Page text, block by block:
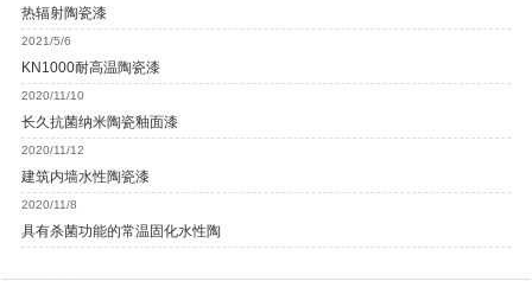
热辐射陶瓷漆
2021/5/6
KN1000耐高温陶瓷漆
2020/11/10
长久抗菌纳米陶瓷釉面漆
2020/11/12
建筑内墙水性陶瓷漆
2020/11/8
具有杀菌功能的常温固化水性陶